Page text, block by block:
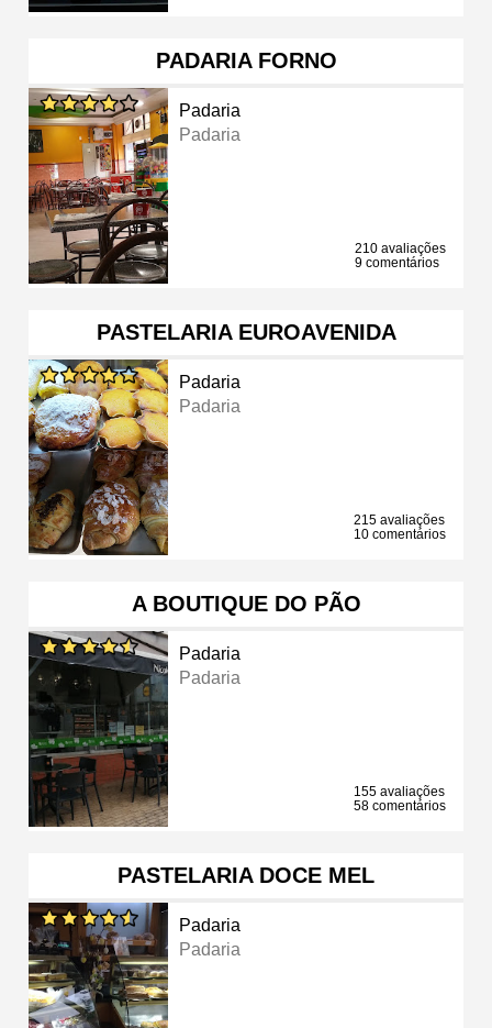
PADARIA FORNO
Padaria
Padaria
210 avaliações
9 comentários
PASTELARIA EUROAVENIDA
Padaria
Padaria
215 avaliações
10 comentários
A BOUTIQUE DO PÃO
Padaria
Padaria
155 avaliações
58 comentários
PASTELARIA DOCE MEL
Padaria
Padaria